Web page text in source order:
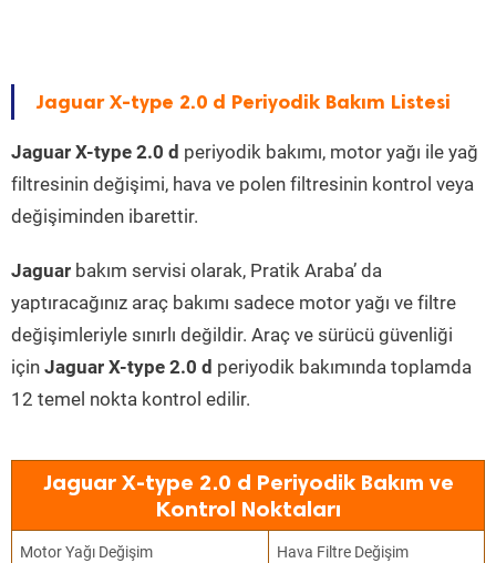
Jaguar X-type 2.0 d Periyodik Bakım Listesi
Jaguar X-type 2.0 d periyodik bakımı, motor yağı ile yağ
filtresinin değişimi, hava ve polen filtresinin kontrol veya
değişiminden ibarettir.
Jaguar bakım servisi olarak, Pratik Araba’ da
yaptıracağınız araç bakımı sadece motor yağı ve filtre
değişimleriyle sınırlı değildir. Araç ve sürücü güvenliği
için Jaguar X-type 2.0 d periyodik bakımında toplamda
12 temel nokta kontrol edilir.
Jaguar X-type 2.0 d Periyodik Bakım ve
Kontrol Noktaları
Motor Yağı Değişim Hava Filtre Değişim